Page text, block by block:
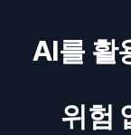
AI를 활
위험